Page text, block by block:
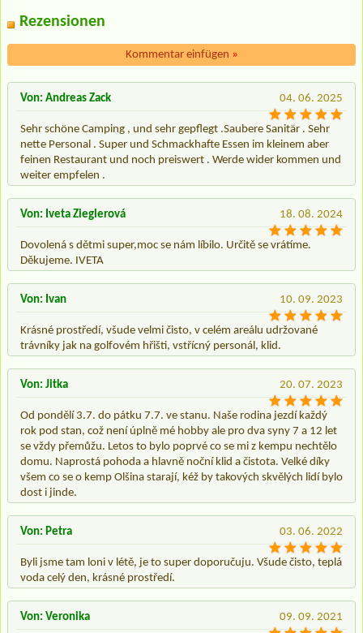
Rezensionen
Kommentar einfügen »
04. 06. 2025
Von: Andreas Zack
Sehr schöne Camping , und sehr gepflegt .Saubere Sanitär . Sehr
nette Personal . Super und Schmackhafte Essen im kleinem aber
feinen Restaurant und noch preiswert . Werde wider kommen und
weiter empfelen .
18. 08. 2024
Von: Iveta Zieglerová
Dovolená s dětmi super,moc se nám líbilo. Určitě se vrátíme.
Děkujeme. IVETA
10. 09. 2023
Von: Ivan
Krásné prostředí, všude velmi čisto, v celém areálu udržované
trávníky jak na golfovém hřišti, vstřícný personál, klid.
20. 07. 2023
Von: Jitka
Od pondělí 3.7. do pátku 7.7. ve stanu. Naše rodina jezdí každý
rok pod stan, což není úplně mé hobby ale pro dva syny 7 a 12 let
se vždy přemůžu. Letos to bylo poprvé co se mi z kempu nechtělo
domu. Naprostá pohoda a hlavně noční klid a čistota. Velké díky
všem co se o kemp Olšina starají, kéž by takových skvělých lidí bylo
dost i jinde.
03. 06. 2022
Von: Petra
Byli jsme tam loni v létě, je to super doporučuju. Všude čisto, teplá
voda celý den, krásné prostředí.
09. 09. 2021
Von: Veronika